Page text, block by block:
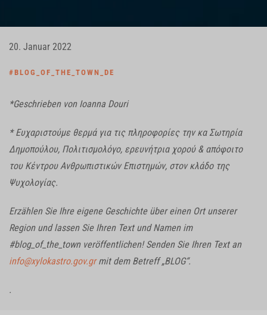
20. Januar 2022
#BLOG_OF_THE_TOWN_DE
*Geschrieben von Ioanna Douri
* Ευχαριστούμε θερμά για τις πληροφορίες την κα Σωτηρία
Δημοπούλου, Πολιτισμολόγο, ερευνήτρια χορού & απόφοιτο
του Κέντρου Ανθρωπιστικών Επιστημών, στον κλάδο της
Ψυχολογίας.
Erzählen Sie Ihre eigene Geschichte über einen Ort unserer
Region und lassen Sie Ihren Text und Namen im
#blog_of_the_town veröffentlichen! Senden Sie Ihren Text an
info@xylokastro.gov.grmit dem Betreff „BLOG“.
.